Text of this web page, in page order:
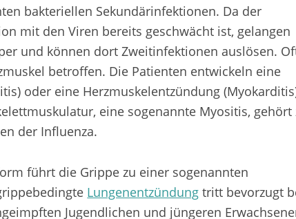
bakteriellen Sekundärinfektionen. Da der
mit den Viren bereits geschwächt ist, gelangen
und können dort Zweitinfektionen auslösen.
betroffen. Die Patienten entwickeln eine
oder eine Herzmuskelentzündung
eine sogenannte Myositis, gehört
der Influenza.
führt die Grippe zu einer sogenannten
Lungenentzündung tritt bevorzugt
Jugendlichen und jüngeren